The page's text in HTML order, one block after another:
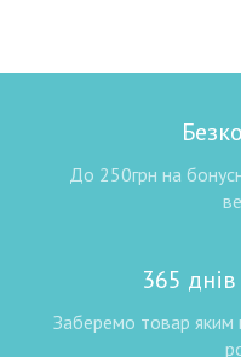
До 250грн на
365
Заберемо товар яким